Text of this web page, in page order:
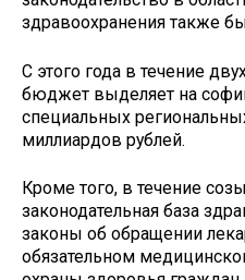
здравоохранения также
С этого года в течение
бюджет выделяет на
специальных
миллиардов рублей.
Кроме того, в течение
законодательная база
законы об обращении
обязательном